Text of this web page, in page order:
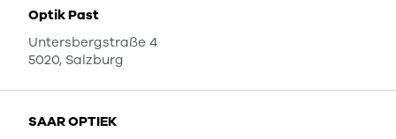
Optik Past
Untersbergstraße 4
5020, Salzburg
SAAR OPTIEK